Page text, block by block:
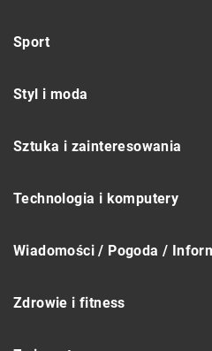
Sport
Styl i moda
Sztuka i zainteresowania
Technologia i komputery
Wiadomości / Pogoda /
Zdrowie i fitness